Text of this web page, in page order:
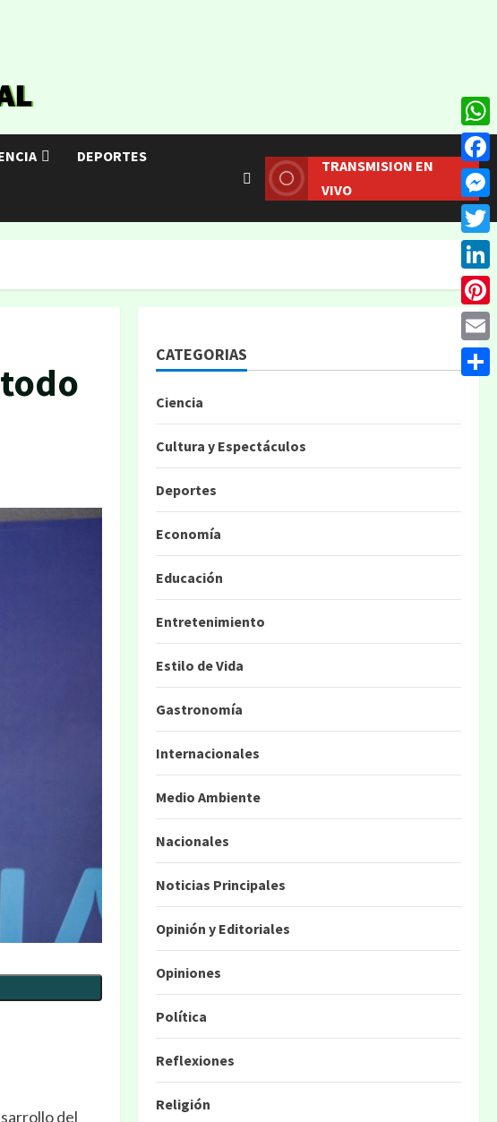
DEPORTES
TRANSMISION EN
VIVO
del
CATEGORIAS
Ciencia
Cultura y Espectáculos
Deportes
Economía
Educación
Entretenimiento
Estilo de Vida
Gastronomía
Internacionales
Medio Ambiente
Nacionales
Noticias Principales
Opinión y Editoriales
Opiniones
Política
Reflexiones
Religión
Email